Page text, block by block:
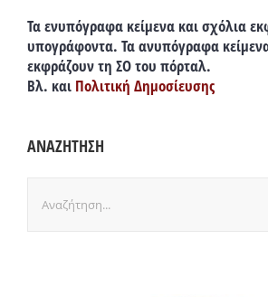
Τα ενυπόγραφα κείμενα και σχόλια
υπογράφοντα. Τα ανυπόγραφα
εκφράζουν τη ΣΟ του πόρταλ.
Βλ. και Πολιτική Δημοσίευσης
ΑΝΑΖΗΤΗΣΗ
για: